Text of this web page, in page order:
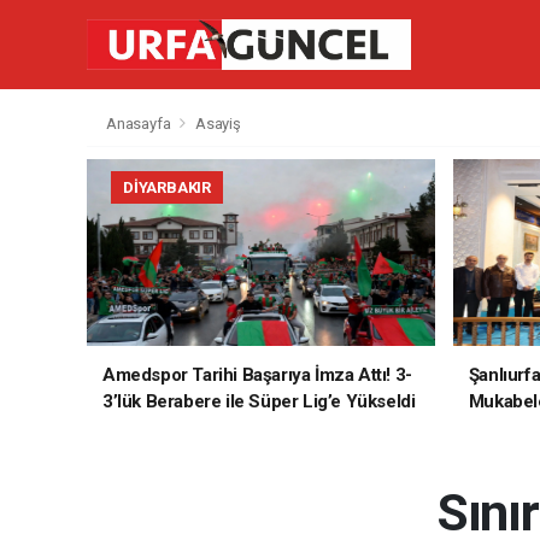
Anasayfa Asayiş
DIYARBAKIR
Amedspor Tarihi Başarıya İmza Attı! 3-
3’lük Berabere ile Süper Lig’e Yükseldi